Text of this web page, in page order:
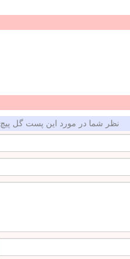
نظر شما در مورد این پست گل پیچ